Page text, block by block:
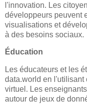
l'innovation. Les
développeurs peuvent
visualisations et
à des besoins sociaux.
Éducation
Les éducateurs et les
data.world en l'utilisant
virtuel. Les
autour de jeux de